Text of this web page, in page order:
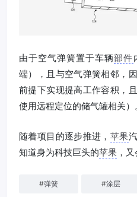
由于空气弹簧置于车辆部件
端），且与空气弹簧相邻，
前提下实现提高工作容积，
使用远程定位的储气罐相关）
随着项目的逐步推进， 苹果
知道身为科技巨头的苹果 ，
#弹簧 #涂层